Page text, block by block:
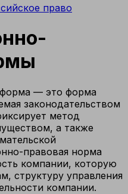
право
— это форма
законодательством
метод
а также
правовая норма
компании, которую
структуру управления
компании.